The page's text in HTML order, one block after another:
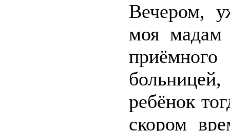
Вечером,
моя мадам
ребёнок
скором